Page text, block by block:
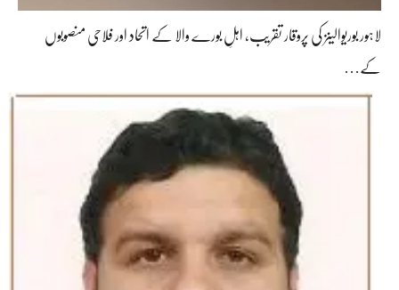
لاہور بوریوالینز کی پروقار تقریب، اہلِ بورے والا کے اتحاد اور فلاحی منصوبوں
کے…